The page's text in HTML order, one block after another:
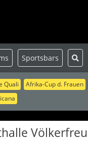
Quali Afrika-Cup d. Frauen
Sportsbars